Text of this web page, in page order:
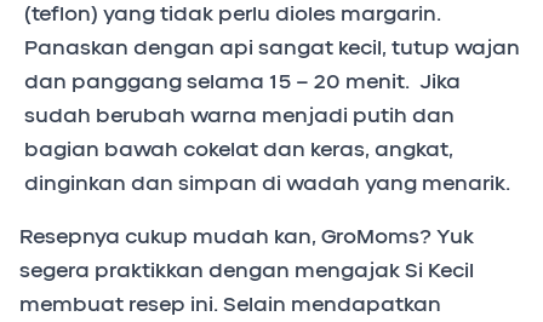
(teflon) yang tidak perlu dioles margarin.
Panaskan dengan api sangat kecil, tutup wajan
dan panggang selama 15 – 20 menit. Jika
sudah berubah warna menjadi putih dan
bagian bawah cokelat dan keras, angkat,
dinginkan dan simpan di wadah yang menarik.
Resepnya cukup mudah kan, GroMoms? Yuk
segera praktikkan dengan mengajak Si Kecil
membuat resep ini. Selain mendapatkan